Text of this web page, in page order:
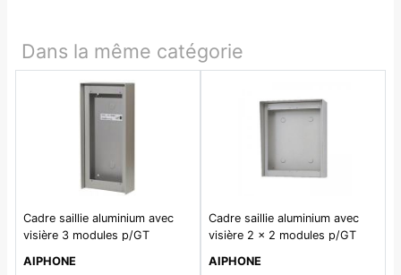
Dans la même catégorie
Cadre saillie aluminium avec
visière 3 modules p/GT
AIPHONE
Cadre saillie aluminium avec
visière 2 x 2 modules p/GT
AIPHONE